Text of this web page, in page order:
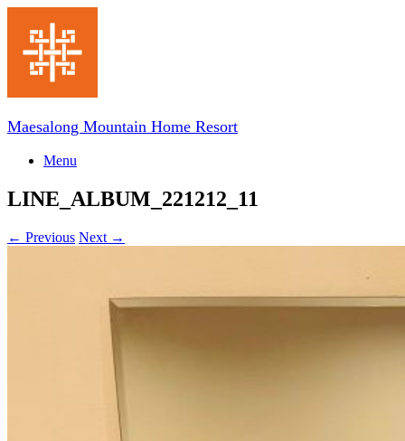
content
Maesalong Mountain Home Resort
Menu
LINE_ALBUM_221212_11
← Previous Next →